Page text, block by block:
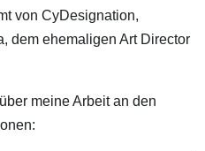
von CyDesignation,
dem ehemaligen Art Director
meine Arbeit an den